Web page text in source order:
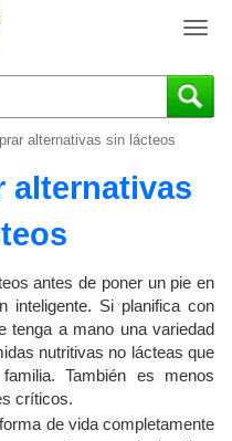
T
g
g
t
i
o
alternativas sin lácteos
alternativas
antes de poner un pie en
inteligente. Si planifica con
tenga a mano una variedad
nutritivas no lácteas que
También es menos
críticos.
de vida completamente